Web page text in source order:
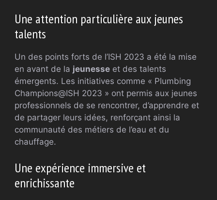
Une attention particulière aux jeunes
talents
Un des points forts de l’ISH 2023 a été la mise
en avant de la jeunesse et des talents
émergents. Les initiatives comme « Plumbing
Champions@ISH 2023 » ont permis aux jeunes
professionnels de se rencontrer, d’apprendre et
de partager leurs idées, renforçant ainsi la
communauté des métiers de l’eau et du
chauffage.
Une expérience immersive et
enrichissante